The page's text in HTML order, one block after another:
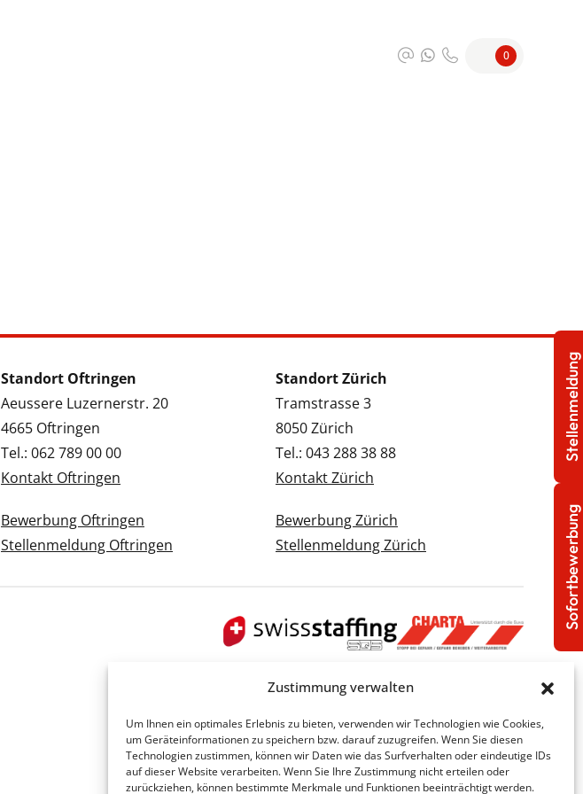
Zustimmung verwalten
Um Ihnen ein optimales Erlebnis zu bieten, verwenden wir Technologien wie Cookies,
um Geräteinformationen zu speichern bzw. darauf zuzugreifen. Wenn Sie diesen
Technologien zustimmen, können wir Daten wie das Surfverhalten oder eindeutige IDs
auf dieser Website verarbeiten. Wenn Sie Ihre Zustimmung nicht erteilen oder
zurückziehen, können bestimmte Merkmale und Funktionen beeinträchtigt werden.
0
Standort Oftringen
Aeussere Luzernerstr. 20
4665 Oftringen
Tel.: 062 789 00 00
Kontakt Oftringen
Bewerbung Oftringen
Stellenmeldung Oftringen
Standort Zürich
Tramstrasse 3
8050 Zürich
Tel.: 043 288 38 88
Kontakt Zürich
Bewerbung Zürich
Stellenmeldung Zürich
Sofortbewerbung
Stellenmeldung